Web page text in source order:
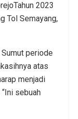
2023
Tol Semayang,
periode
atas
menjadi
sebuah